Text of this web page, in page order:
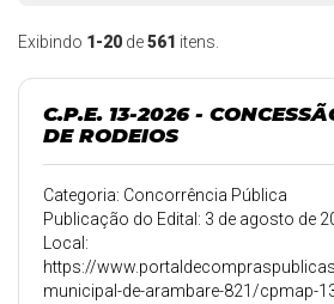
Exibindo 1-20 de561 itens.
C.P.E. 13-2026 -
DE RODEIOS
Categoria: Concorrência Pública
Publicação do Edital: 3 de agosto de
Local:
https://
municipal-de-arambare-821/cpmap-